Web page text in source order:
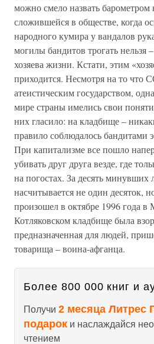
можно смело назвать
сложившейся в обществе, когда
народного кумира у вандалов
могилы бандитов трогать нельзя
хозяева жизни. Кстати, этим
приходится. Несмотря на то что
атеистическим государством,
мире страны имелись свои
них гласило: на кладбище –
правило соблюдалось бандитами
При капитализме все пошло
убивать друг друга везде, где
на погостах. За десять минувших
насчитывается не один
произошел в октябре 1996 года в
Котляковском кладбище была
предназначенная для людей,
товарища – воина-афганца.
Более 800 000 книг и
Получи 2 месяца Литрес
подарок и наслаждайся
чтением